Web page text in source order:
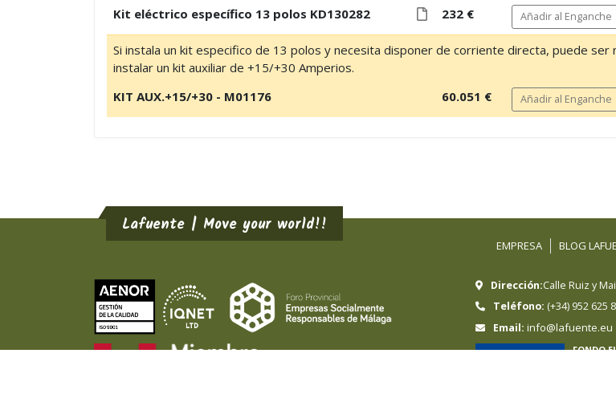
Kit eléctrico específico 13 polos KD130282 232 € Añadir al Enganche
Si instala un kit especifico de 13 polos y necesita disponer de corriente directa, puede ser
instalar un kit auxiliar de +15/+30 Amperios.
KIT AUX.+15/+30 - M01176
60.051 € Añadir al Enganche
Lafuente | Move your world!!
EMPRESA BLOG
Dirección:Calle Ruiz y
Teléfono: (+34) 952 625
Email: info@lafuente.eu
FONDO